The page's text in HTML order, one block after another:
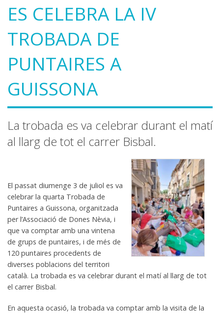
ES CELEBRA LA IV
TROBADA DE
PUNTAIRES A
GUISSONA
La trobada es va celebrar durant el matí
al llarg de tot el carrer Bisbal.
El passat diumenge 3 de juliol es va
celebrar la quarta Trobada de
Puntaires a Guissona, organitzada
per l’Associació de Dones Nèvia, i
que va comptar amb una vintena
de grups de puntaires, i de més de
120 puntaires procedents de
diverses poblacions del territori
català. La trobada es va celebrar durant el matí al llarg de tot
el carrer Bisbal.
En aquesta ocasió, la trobada va comptar amb la visita de la